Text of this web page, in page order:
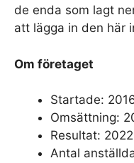
de enda som lagt
att lägga in den här
Om företaget
Startade:
Omsättning:
Resultat:
Antal